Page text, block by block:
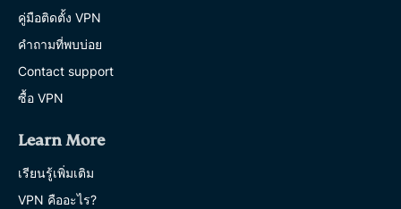
คู่มือติดตั้ง VPN
คำถามที่พบบ่อย
Contact support
ซื้อ VPN
Learn More
เรียนรู้เพิ่มเติม
VPN คืออะไร?